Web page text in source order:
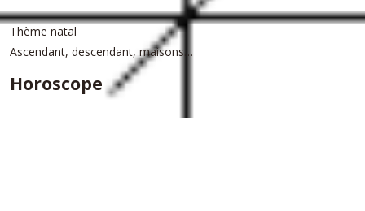
Thème natal
Ascendant, descendant, maisons…
Horoscope